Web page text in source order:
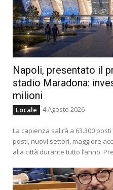
Napoli, presentato il
stadio Maradona:
milioni
Locale 4 Agosto 2026
La capienza salirà a 63.300
posti, nuovi settori, maggiore
alla città durante tutto l’anno.